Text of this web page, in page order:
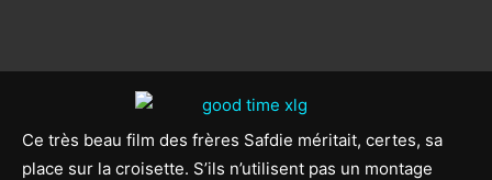
Ce très beau film des frères Safdie méritait, certes, sa
place sur la croisette. S’ils n’utilisent pas un montage